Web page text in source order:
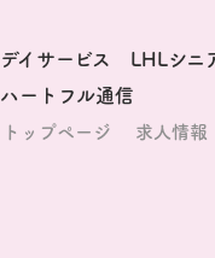
デイサービス LHLシニ
ハートフル通信
トップページ 求人情報